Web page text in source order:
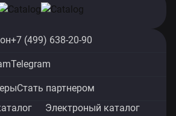
+7 (499) 638-20-90
Telegram
Стать партнером
Электроный каталог